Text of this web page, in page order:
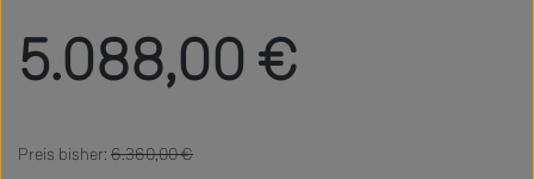
5.088,00 €
Regulärer Preis:
6.360,00 €